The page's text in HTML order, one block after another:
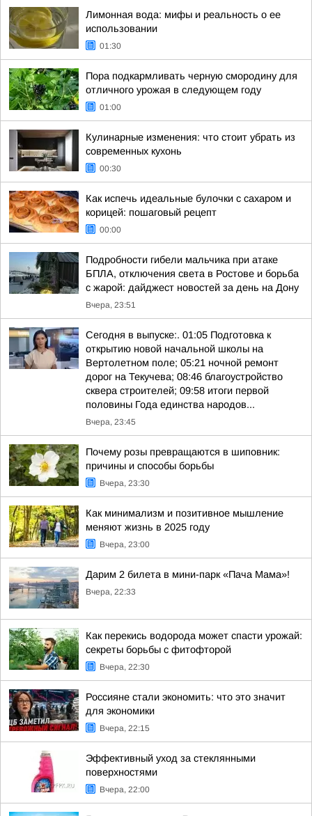
Лимонная вода: мифы и реальность о ее
использовании
01:30
Пора подкармливать черную смородину для
отличного урожая в следующем году
01:00
Кулинарные изменения: что стоит убрать из
современных кухонь
00:30
Как испечь идеальные булочки с сахаром и
корицей: пошаговый рецепт
00:00
Подробности гибели мальчика при атаке
БПЛА, отключения света в Ростове и борьба
с жарой: дайджест новостей за день на Дону
Вчера, 23:51
Сегодня в выпуске:. 01:05 Подготовка к
открытию новой начальной школы на
Вертолетном поле; 05:21 ночной ремонт
дорог на Текучева; 08:46 благоустройство
сквера строителей; 09:58 итоги первой
половины Года единства народов...
Вчера, 23:45
Почему розы превращаются в шиповник:
причины и способы борьбы
Вчера, 23:30
Как минимализм и позитивное мышление
меняют жизнь в 2025 году
Вчера, 23:00
Дарим 2 билета в мини-парк «Пача Мама»!
Вчера, 22:33
Как перекись водорода может спасти урожай:
секреты борьбы с фитофторой
Вчера, 22:30
Россияне стали экономить: что это значит
для экономики
Вчера, 22:15
Эффективный уход за стеклянными
поверхностями
Вчера, 22:00